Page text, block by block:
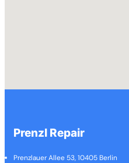
Prenzl Repair
Prenzlauer Allee 53, 10405 Berlin